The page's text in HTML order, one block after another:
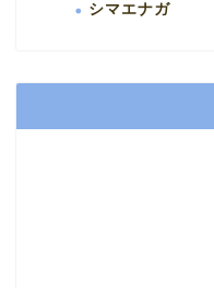
シマエナガ